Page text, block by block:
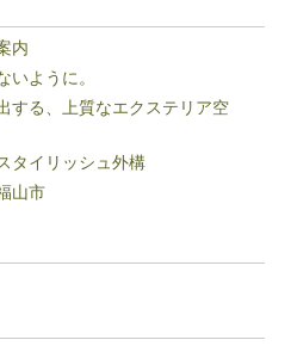
内
いように。
する、上質なエクステリア空
イリッシュ外構
山市